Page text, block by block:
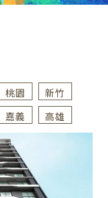
桃園
新竹
嘉義 高雄